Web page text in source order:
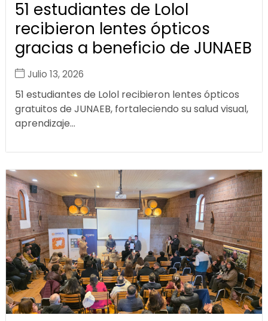
51 estudiantes de Lolol
recibieron lentes ópticos
gracias a beneficio de JUNAEB
Julio 13, 2026
51 estudiantes de Lolol recibieron lentes ópticos
gratuitos de JUNAEB, fortaleciendo su salud visual,
aprendizaje...